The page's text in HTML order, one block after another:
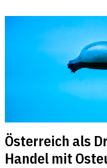
Österreich als
Handel mit